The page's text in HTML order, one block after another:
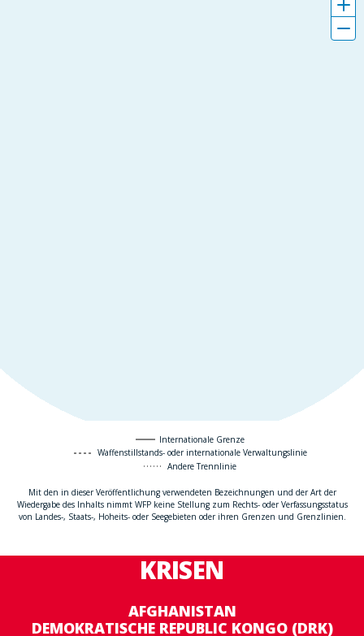
Internationale Grenze
Waffenstillstands- oder internationale Verwaltungslinie
Andere Trennlinie
Mit den in dieser Veröffentlichung verwendeten Bezeichnungen und der Art der
Wiedergabe des Inhalts nimmt WFP keine Stellung zum Rechts- oder Verfassungsstatus
von Landes-, Staats-, Hoheits- oder Seegebieten oder ihren Grenzen und Grenzlinien.
KRISEN
AFGHANISTAN
DEMOKRATISCHE REPUBLIC KONGO (DRK)